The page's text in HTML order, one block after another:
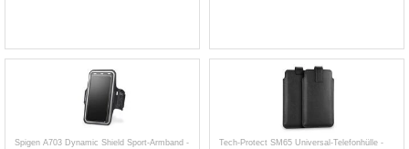
Spigen A703 Dynamic Shield Sport-Armband -
Tech-Protect SM65 Universal-Telefonhülle -